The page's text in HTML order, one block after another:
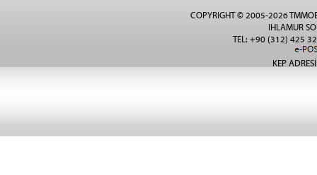
COPYRIGHT © 2005-2026
IHLAMUR
TEL: +90 (312) 425
KEP